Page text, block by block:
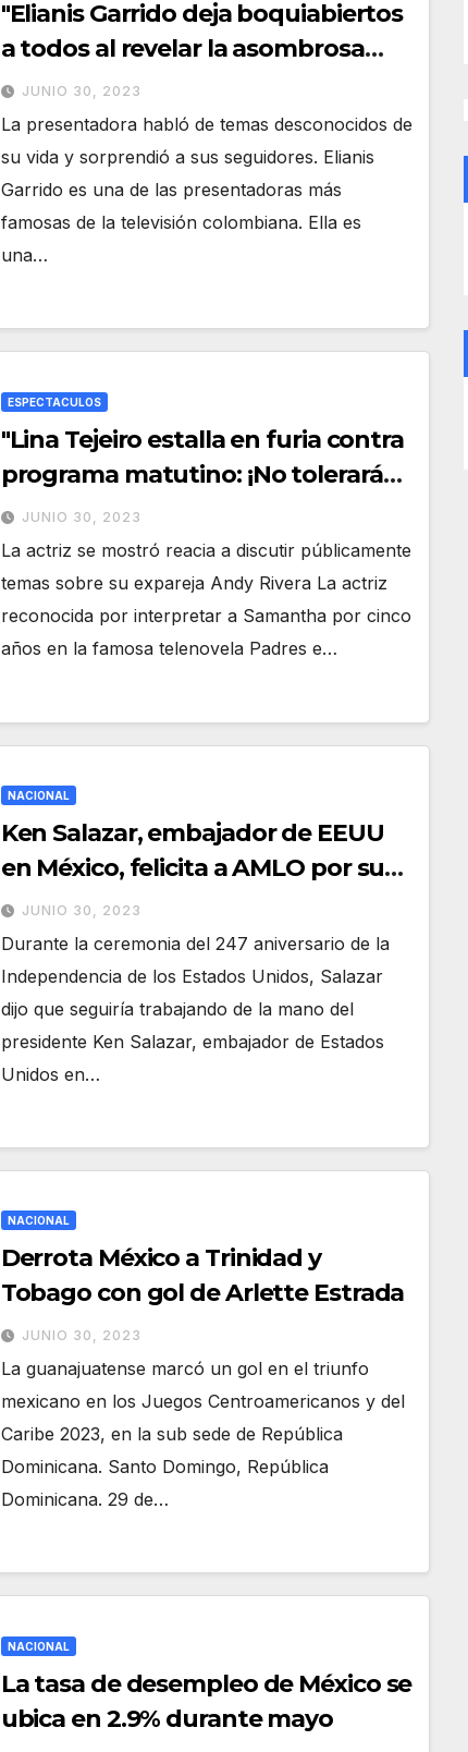
"Elianis Garrido deja boquiabiertos
a todos al revelar la asombrosa
cifra millonaria que rechazó por
una noche de pasión: ¡Te quedarás
sin palabras!"
JUNIO 30, 2023
La presentadora habló de temas desconocidos de
su vida y sorprendió a sus seguidores. Elianis
Garrido es una de las presentadoras más
famosas de la televisión colombiana. Ella es
una…
ESPECTACULOS
"Lina Tejeiro estalla en furia contra
programa matutino: ¡No tolerará
más promoción de chisme!"
JUNIO 30, 2023
La actriz se mostró reacia a discutir públicamente
temas sobre su expareja Andy Rivera La actriz
reconocida por interpretar a Samantha por cinco
años en la famosa telenovela Padres e…
NACIONAL
Ken Salazar, embajador de EEUU
en México, felicita a AMLO por sus
cinco años de gobierno
JUNIO 30, 2023
Durante la ceremonia del 247 aniversario de la
Independencia de los Estados Unidos, Salazar
dijo que seguiría trabajando de la mano del
presidente Ken Salazar, embajador de Estados
Unidos en…
NACIONAL
Derrota México a Trinidad y
Tobago con gol de Arlette Estrada
JUNIO 30, 2023
La guanajuatense marcó un gol en el triunfo
mexicano en los Juegos Centroamericanos y del
Caribe 2023, en la sub sede de República
Dominicana. Santo Domingo, República
Dominicana. 29 de…
NACIONAL
La tasa de desempleo de México se
ubica en 2.9% durante mayo